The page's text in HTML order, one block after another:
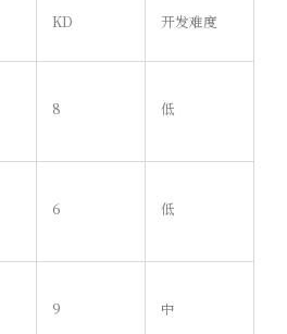
KD 开发难度
8 低
6 低
9 中